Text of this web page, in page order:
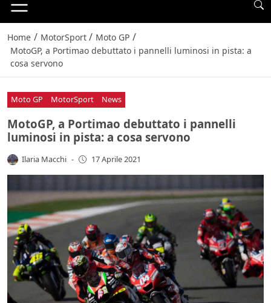
Home / MotorSport / Moto GP /
MotoGP, a Portimao debuttato i pannelli luminosi in pista: a
cosa servono
Moto GP MotorSport News
MotoGP, a Portimao debuttato i pannelli
luminosi in pista: a cosa servono
Ilaria Macchi - 17 Aprile 2021